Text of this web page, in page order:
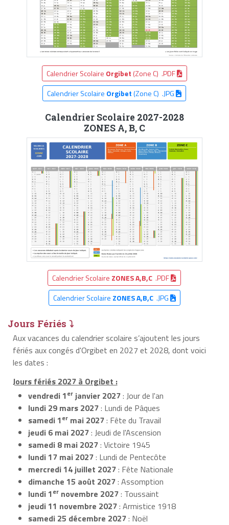
Calendrier Scolaire Orgibet (Zone C) .PDF
Calendrier Scolaire Orgibet(Zone C) .JPG
Calendrier Scolaire 2027-2028
ZONES A, B, C
Calendrier Scolaire ZONES A,B,C .PDF
Calendrier Scolaire ZONES A,B,C.JPG
Jours Fériés ⤵
Aux vacances du calendrier scolaire s’ajoutent les jours
fériés aux congés d'Orgibet en 2027 et 2028, dont voici
les dates :
Jours fériés 2027 à Orgibet :
vendredi 1er janvier 2027: Jour de l'an
lundi 29 mars 2027: Lundi de Pâques
samedi 1er mai 2027: Fête du Travail
jeudi 6 mai 2027: Jeudi de l'Ascension
samedi 8 mai 2027: Victoire 1945
lundi 17 mai 2027: Lundi de Pentecôte
mercredi 14 juillet 2027: Fête Nationale
dimanche 15 août 2027: Assomption
lundi 1er novembre 2027: Toussaint
jeudi 11 novembre 2027: Armistice 1918
samedi 25 décembre 2027: Noël